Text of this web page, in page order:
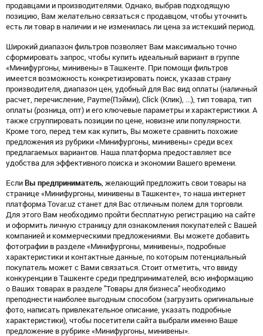
продавцами и производителями. Однако, выбрав подходящую
позицию, Вам желательно связаться с продавцом, чтобы уточнить
есть ли товар в наличии и не изменилась ли цена за истекший период.
Широкий диапазон фильтров позволяет Вам максимально точно
сформировать запрос, чтобы купить идеальный вариант в группе
«Минифургоны, минивены» в Ташкенте. При помощи фильтров
имеется возможность конкретизировать поиск, указав страну
производителя, диапазон цен, удобный для Вас вид оплаты (наличный
расчет, перечисление, Payme(Пэйми), Click (Клик), ...), тип товара, тип
оплаты (розница, опт) и его ключевые параметры и характеристики. А
также сгруппировать позиции по цене, новизне или популярности.
Кроме того, перед тем как купить, Вы можете сравнить похожие
предложения из рубрики «Минифургоны, минивены» среди всех
предлагаемых вариантов. Наша платформа предоставляет все
удобства для эффективного поиска и экономии Вашего времени.
Если Вы предприниматель , желающий предложить свои товары на
странице «Минифургоны, минивены в Ташкенте», то наша интернет
платформа Tovar.uz станет для Вас отличным полем для торговли.
Для этого Вам необходимо пройти бесплатную регистрацию на сайте
и оформить личную страницу для ознакомления покупателей с Вашей
компанией и коммерческими предложениями. Вы можете добавить
фотографии в разделе «Минифургоны, минивены», подробные
характеристики и контактные данные, по которым потенциальный
покупатель может с Вами связаться. Стоит отметить, что ввиду
конкуренции в Ташкенте среди предпринимателей, всю информацию
о Ваших товарах в разделе "Товары для бизнеса" необходимо
преподнести наиболее выгодным способом (загрузить оригинальные
фото, написать привлекательное описание, указать подробные
характеристики), чтобы посетители сайта выбрали именно Ваше
предложение в рубрике «Минифургоны, минивены».